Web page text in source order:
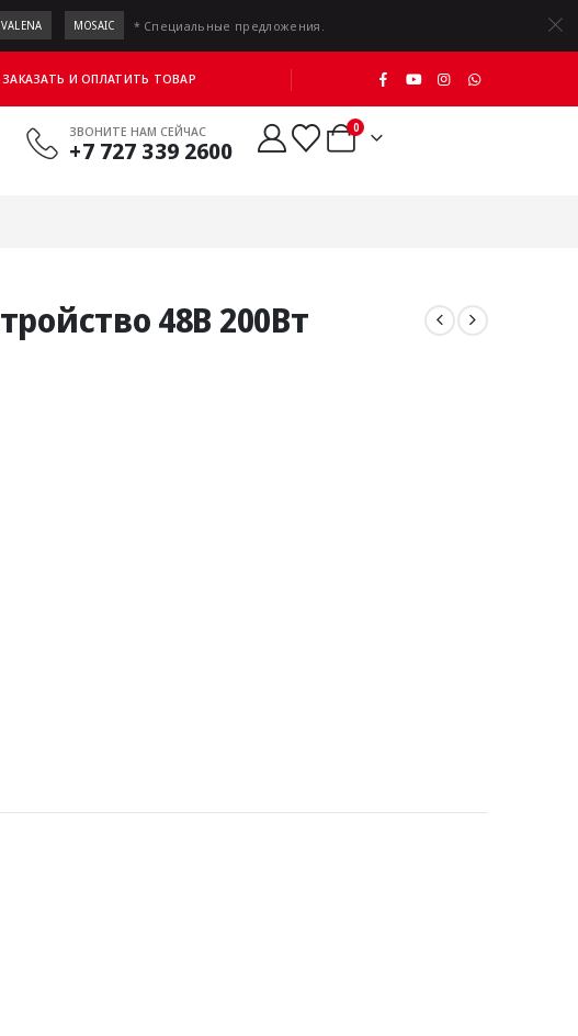
VALENA MOSAIC * Специальные предложения.
ЗАКАЗАТЬ И ОПЛАТИТЬ ТОВАР
ЗВОНИТЕ НАМ СЕЙЧАС
+7 727 339 2600
0
48В 200Вт